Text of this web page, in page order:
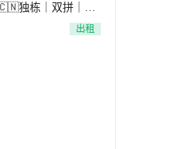
独栋｜双拼｜排
介费·车接车送·免
出租